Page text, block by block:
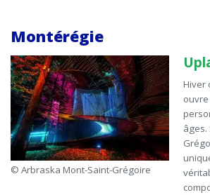
Montérégie
© Arbraska Mont-Saint-Grégoire
Hiver
âges.